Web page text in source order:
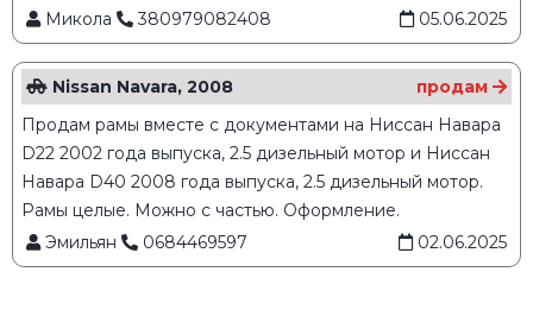
Микола
380979082408 05.06.2025
Nissan Navara, 2008
продам
Продам рамы вместе с документами на Ниссан Навара
D22 2002 года выпуска, 2.5 дизельный мотор и Ниссан
Навара D40 2008 года выпуска, 2.5 дизельный мотор.
Рамы целые. Можно с частью. Оформление.
Эмильян
0684469597 02.06.2025